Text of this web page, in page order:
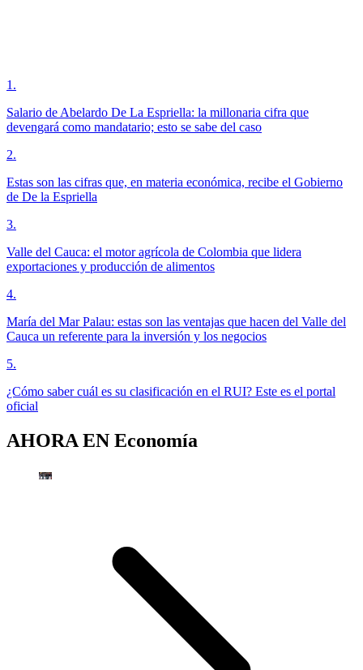
1 .
Salario de Abelardo De La Espriella: la millonaria cifra que
devengará como mandatario; esto se sabe del caso
2.
Estas son las cifras que, en materia económica, recibe el Gobierno
de De la Espriella
3.
Valle del Cauca: el motor agrícola de Colombia que lidera
exportaciones y producción de alimentos
4.
María del Mar Palau: estas son las ventajas que hacen del Valle del
Cauca un referente para la inversión y los negocios
5.
¿Cómo saber cuál es su clasificación en el RUI? Este es el portal
oficial
AHORA EN Economía